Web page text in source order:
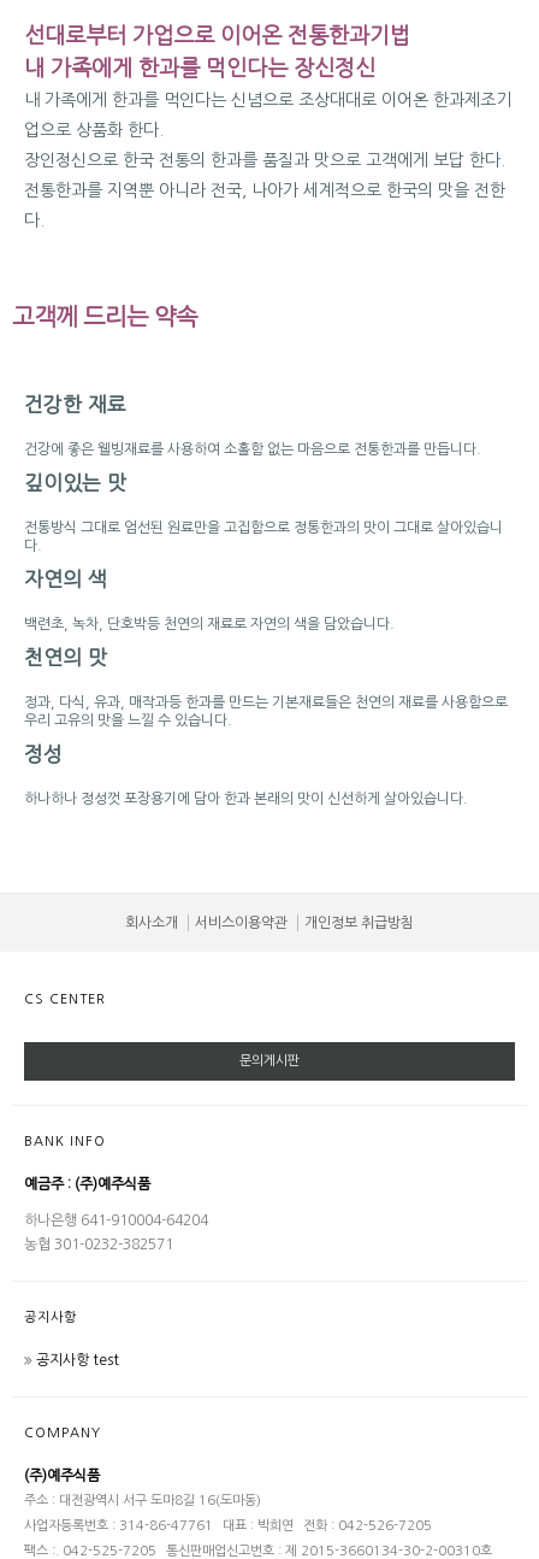
선대로부터 가업으로 이어온 전통한과기법
내 가족에게 한과를 먹인다는 장신정신
내 가족에게 한과를 먹인다는 신념으로 조상대대로 이어온 한과제조기
업으로 상품화 한다.
장인정신으로 한국 전통의 한과를 품질과 맛으로 고객에게 보답 한다.
전통한과를 지역뿐 아니라 전국, 나아가 세계적으로 한국의 맛을 전한
다.
고객께 드리는 약속
건강한 재료
건강에 좋은 웰빙재료를 사용하여 소홀함 없는 마음으로 전통한과를 만듭니다.
깊이있는 맛
전통방식 그대로 엄선된 원료만을 고집함으로 정통한과의 맛이 그대로 살아있습니
다.
자연의 색
백련초, 녹차, 단호박등 천연의 재료로 자연의 색을 담았습니다.
천연의 맛
정과, 다식, 유과, 매작과등 한과를 만드는 기본재료들은 천연의 재료를 사용함으로
우리 고유의 맛을 느낄 수 있습니다.
정성
하나하나 정성껏 포장용기에 담아 한과 본래의 맛이 신선하게 살아있습니다.
회사소개 서비스이용약관 개인정보 취급방침
CS CENTER
문의게시판
BANK INFO
예금주 : (주)예주식품
하나은행 641-910004-64204
농협 301-0232-382571
공지사항
공지사항 test
COMPANY
(주)예주식품
주소 : 대전광역시 서구 도마8길 16(도마동)
사업자등록번호 : 314-86-47761
대표 : 박희연
전화 : 042-526-7205
팩스 :. 042-525-7205
통신판매업신고번호 : 제 2015-3660134-30-2-00310호